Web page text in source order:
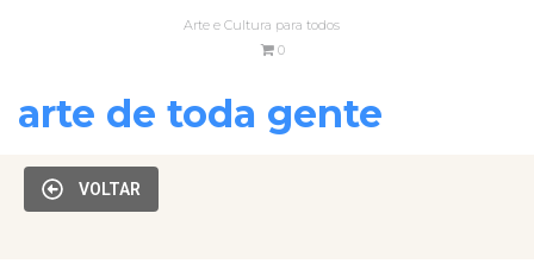
Arte e Cultura para todos
0
arte de toda gente
VOLTAR